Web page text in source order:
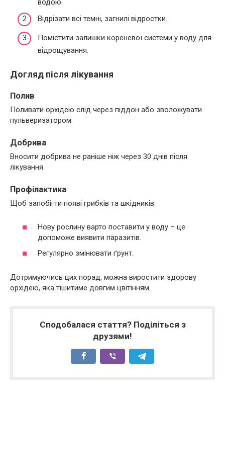
водою.
Відрізати всі темні, загнилі відростки.
Помістити залишки кореневої системи у воду для
відрощування.
Догляд після лікування
Полив
Поливати орхідею слід через піддон або зволожувати
пульверизатором.
Добрива
Вносити добрива не раніше ніж через 30 днів після
лікування.
Профілактика
Щоб запобігти появі грибків та шкідників:
Нову рослину варто поставити у воду – це
допоможе виявити паразитів.
Регулярно змінювати ґрунт.
Дотримуючись цих порад, можна виростити здорову
орхідею, яка тішитиме довгим цвітінням.
Сподобалася стаття? Поділіться з
друзями!